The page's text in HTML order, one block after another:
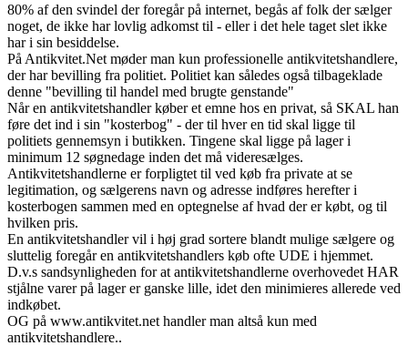
80% af den svindel der foregår på internet, begås af folk der sælger
noget, de ikke har lovlig adkomst til - eller i det hele taget slet ikke
har i sin besiddelse.
På Antikvitet.Net møder man kun professionelle antikvitetshandlere,
der har bevilling fra politiet. Politiet kan således også tilbageklade
denne "bevilling til handel med brugte genstande"
Når en antikvitetshandler køber et emne hos en privat, så SKAL han
føre det ind i sin "kosterbog" - der til hver en tid skal ligge til
politiets gennemsyn i butikken. Tingene skal ligge på lager i
minimum 12 søgnedage inden det må videresælges.
Antikvitetshandlerne er forpligtet til ved køb fra private at se
legitimation, og sælgerens navn og adresse indføres herefter i
kosterbogen sammen med en optegnelse af hvad der er købt, og til
hvilken pris.
En antikvitetshandler vil i høj grad sortere blandt mulige sælgere og
sluttelig foregår en antikvitetshandlers køb ofte UDE i hjemmet.
D.v.s sandsynligheden for at antikvitetshandlerne overhovedet HAR
stjålne varer på lager er ganske lille, idet den minimieres allerede ved
indkøbet.
OG på www.antikvitet.net handler man altså kun med
antikvitetshandlere..